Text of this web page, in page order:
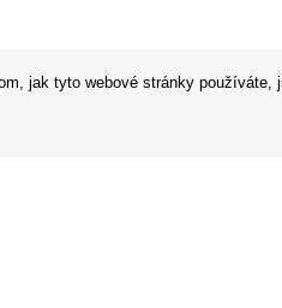
jak tyto webové stránky